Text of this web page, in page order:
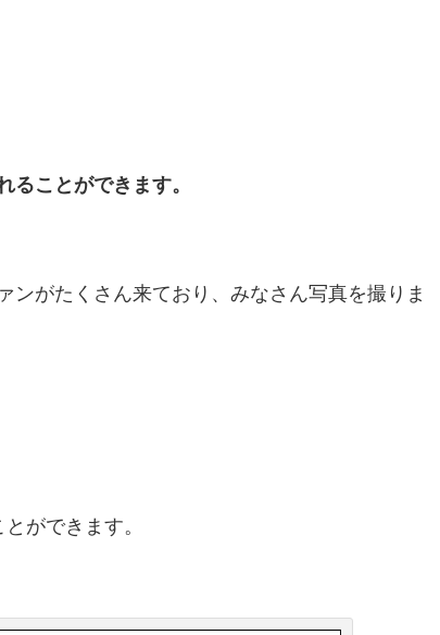
ることができます。
ンがたくさん来ており、みなさん写真を撮りま
ができます。